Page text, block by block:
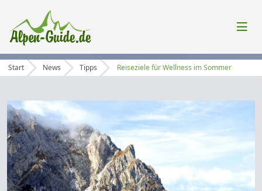
Start News Tipps Reiseziele für Wellness im Sommer